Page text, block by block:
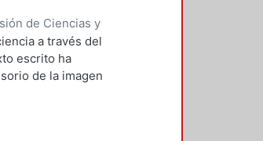
de Ciencias y
Tiempo,2013-
a través del
escrito ha
de la imagen